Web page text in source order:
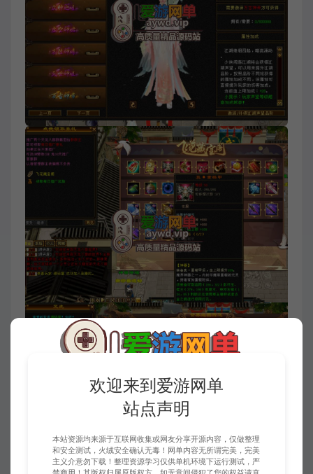
欢迎来到爱游网单
站点声明
本站资源均来源于互联网收集或网友分享开源内容，仅做整理
和安全测试，火绒安全确认无毒！网单内容无所谓完美，完美
主义介意勿下载！整理资源学习仅供单机环境下运行测试，严